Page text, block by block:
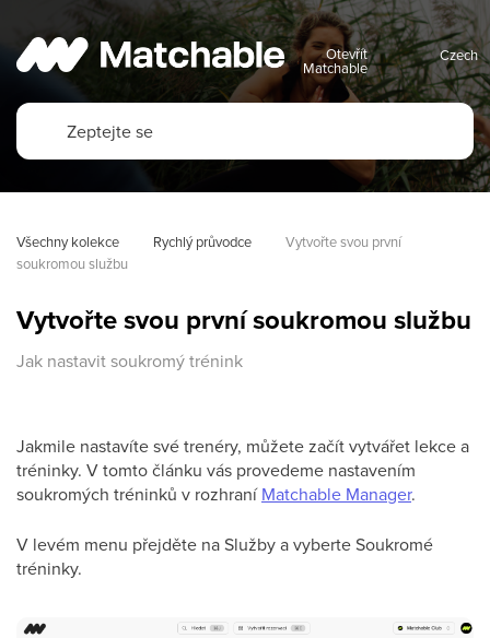
Otevřít
Matchable
Všechny kolekce Rychlý průvodce
Vytvořte svou první
soukromou službu
Vytvořte svou první soukromou službu
Jak nastavit soukromý trénink
Jakmile nastavíte své trenéry, můžete začít vytvářet lekce a
tréninky. V tomto článku vás provedeme nastavením
soukromých tréninků v rozhraníMatchable Manager.
V levém menu přejděte na Služby a vyberte Soukromé
tréninky.